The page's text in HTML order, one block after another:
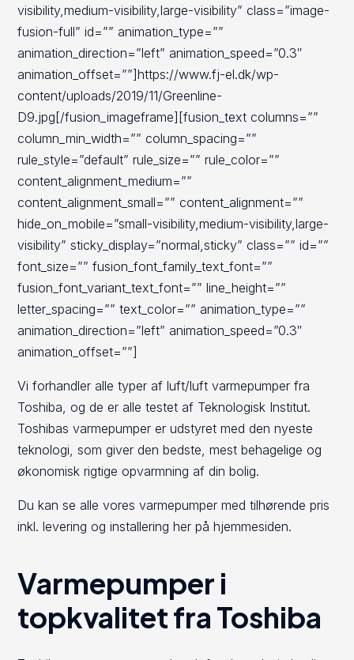
visibility,medium-visibility,large-visibility” class=”image-
fusion-full” id=”” animation_type=””
animation_direction=”left” animation_speed=”0.3″
animation_offset=””]https://www.fj-el.dk/wp-
content/uploads/2019/11/Greenline-
D9.jpg[/fusion_imageframe][fusion_text columns=””
column_min_width=”” column_spacing=””
rule_style=”default” rule_size=”” rule_color=””
content_alignment_medium=””
content_alignment_small=”” content_alignment=””
hide_on_mobile=”small-visibility,medium-visibility,large-
visibility” sticky_display=”normal,sticky” class=”” id=””
font_size=”” fusion_font_family_text_font=””
fusion_font_variant_text_font=”” line_height=””
letter_spacing=”” text_color=”” animation_type=””
animation_direction=”left” animation_speed=”0.3″
animation_offset=””]
Vi forhandler alle typer af luft/luft varmepumper fra
Toshiba, og de er alle testet af Teknologisk Institut.
Toshibas varmepumper er udstyret med den nyeste
teknologi, som giver den bedste, mest behagelige og
økonomisk rigtige opvarmning af din bolig.
Du kan se alle vores varmepumper med tilhørende pris
inkl. levering og installering her på hjemmesiden.
Varmepumper i
topkvalitet fra Toshiba